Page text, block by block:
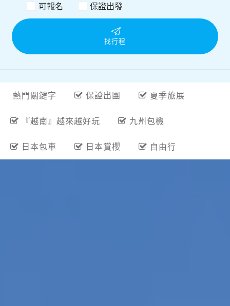
可報名 保證出發
找行程
熱門關鍵字 保證出團 夏季旅展
『越南』越來越好玩 九州包機
日本包車 日本賞櫻 自由行